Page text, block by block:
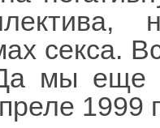
секса.
мы
1999